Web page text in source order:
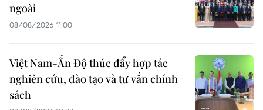
ngoài
08/08/2026 11:00
Việt Nam-Ấn Độ thúc đẩy hợp tác
nghiên cứu, đào tạo và tư vấn chính
sách